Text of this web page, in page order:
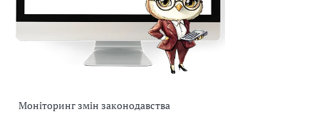
Моніторинг змін законодавства